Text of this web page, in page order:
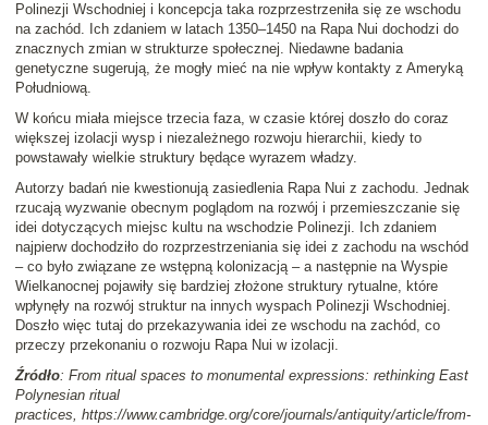
Polinezji Wschodniej i koncepcja taka rozprzestrzeniła się ze wschodu
na zachód. Ich zdaniem w latach 1350–1450 na Rapa Nui dochodzi do
znacznych zmian w strukturze społecznej. Niedawne badania
genetyczne sugerują, że mogły mieć na nie wpływ kontakty z Ameryką
Południową.
W końcu miała miejsce trzecia faza, w czasie której doszło do coraz
większej izolacji wysp i niezależnego rozwoju hierarchii, kiedy to
powstawały wielkie struktury będące wyrazem władzy.
Autorzy badań nie kwestionują zasiedlenia Rapa Nui z zachodu. Jednak
rzucają wyzwanie obecnym poglądom na rozwój i przemieszczanie się
idei dotyczących miejsc kultu na wschodzie Polinezji. Ich zdaniem
najpierw dochodziło do rozprzestrzeniania się idei z zachodu na wschód
– co było związane ze wstępną kolonizacją – a następnie na Wyspie
Wielkanocnej pojawiły się bardziej złożone struktury rytualne, które
wpłynęły na rozwój struktur na innych wyspach Polinezji Wschodniej.
Doszło więc tutaj do przekazywania idei ze wschodu na zachód, co
przeczy przekonaniu o rozwoju Rapa Nui w izolacji.
Źródło: From ritual spaces to monumental expressions: rethinking East
Polynesian ritual
practices, https://www.cambridge.org/core/journals/antiquity/article/from-